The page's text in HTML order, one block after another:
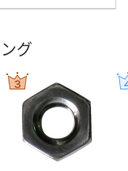
グ